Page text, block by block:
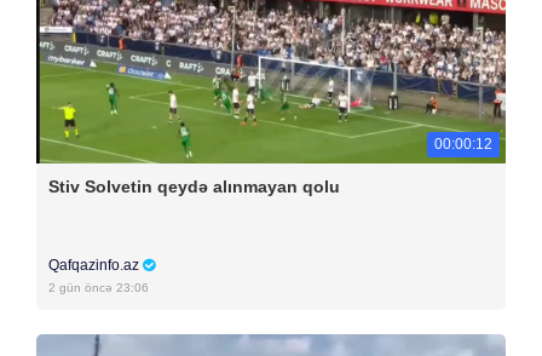
00:00:12
Stiv Solvetin qeydə alınmayan qolu
Qafqazinfo.az
2 gün öncə 23:06